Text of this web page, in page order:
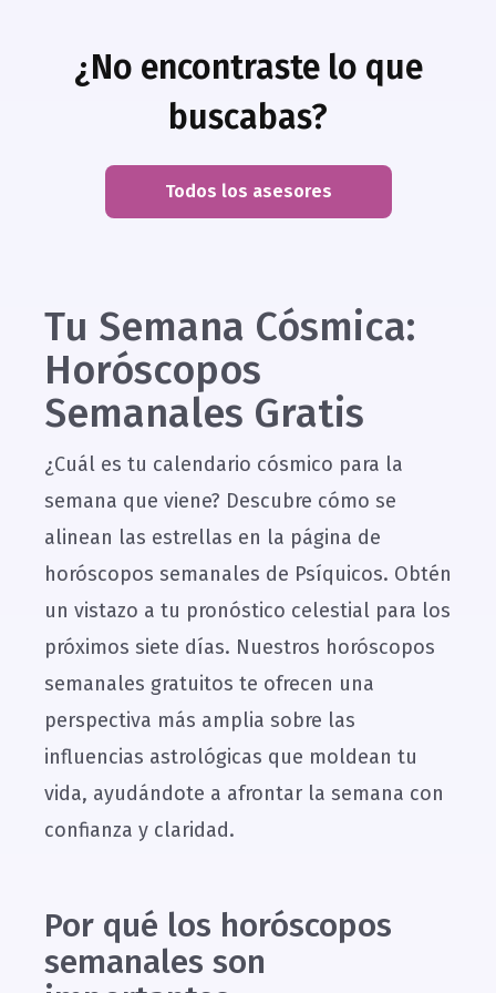
¿No encontraste lo que
buscabas?
Todos los asesores
Tu Semana Cósmica:
Horóscopos
Semanales Gratis
¿Cuál es tu calendario cósmico para la
semana que viene? Descubre cómo se
alinean las estrellas en la página de
horóscopos semanales de Psíquicos. Obtén
un vistazo a tu pronóstico celestial para los
próximos siete días. Nuestros horóscopos
semanales gratuitos te ofrecen una
perspectiva más amplia sobre las
influencias astrológicas que moldean tu
vida, ayudándote a afrontar la semana con
confianza y claridad.
Por qué los horóscopos
semanales son